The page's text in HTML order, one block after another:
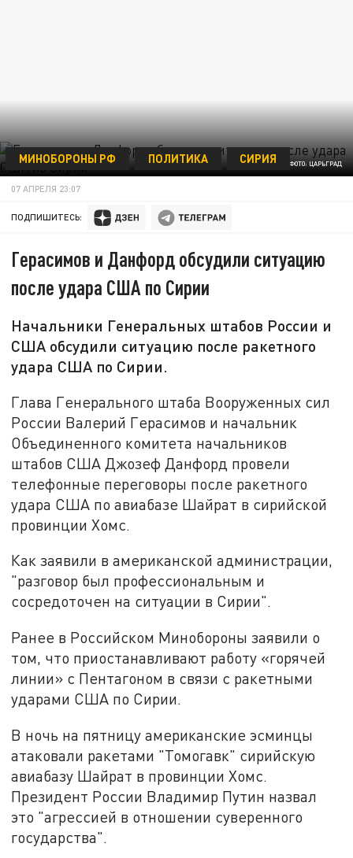
ФОТО: ЦАРЬГРАД
МИНОБОРОНЫ РФ ПОЛИТИКА СИРИЯ
07 АПРЕЛЯ 23:07
ПОДПИШИТЕСЬ:
Герасимов и Данфорд обсудили ситуацию
после удара США по Сирии
Начальники Генеральных штабов России и
США обсудили ситуацию после ракетного
удара США по Сирии.
Глава Генерального штаба Вооруженных сил
России Валерий Герасимов и начальник
Объединенного комитета начальников
штабов США Джозеф Данфорд провели
телефонные переговоры после ракетного
удара США по авиабазе Шайрат в сирийской
провинции Хомс.
Как заявили в американской администрации,
"разговор был профессиональным и
сосредоточен на ситуации в Сирии".
Ранее в Российском Минобороны заявили о
том, что приостанавливают работу «горячей
линии» с Пентагоном в связи с ракетными
ударами США по Сирии.
В ночь на пятницу американские эсминцы
атаковали ракетами "Томогавк" сирийскую
авиабазу Шайрат в провинции Хомс.
Президент России Владимир Путин назвал
это "агрессией в отношении суверенного
государства".